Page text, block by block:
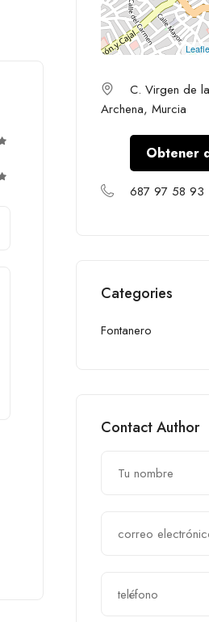
C. Virgen de
Archena, Murcia
Obtener
687 97 58 93
Categories
Fontanero
Contact Author